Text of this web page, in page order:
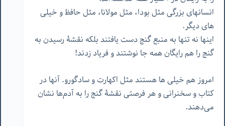
انسانهای بزرگی مثل بودا، مثل مولانا، مثل حافظ و خیلی
های دیگر.
اینها نه تنها به منبع گنج دست یافتند بلکه نقشۀ رسیدن به
گنج را هم رایگان همه جا نوشتند و فریاد زدند!
امروز هم خیلی ها هستند مثل اکهارت و سادگورو. آنها در
کتاب و سخنرانی و هر فرصتی نقشۀ گنج را به آدم‌ها نشان
می‌دهند.